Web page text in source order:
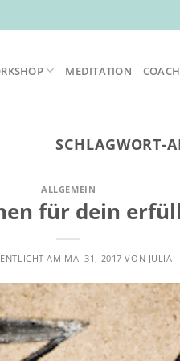
MEDITATION
SCHLAGWORT-
ALLGEMEIN
für dein
AM MAI 31, 2017 VON JULIA